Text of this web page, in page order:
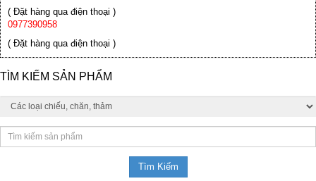
( Đặt hàng qua điện thoại )
0977390958
( Đặt hàng qua điện thoại )
TÌM KIẾM SẢN PHẨM